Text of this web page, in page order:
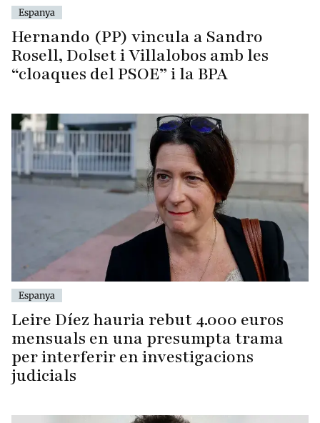
Espanya
Hernando (PP) vincula a Sandro
Rosell, Dolset i Villalobos amb les
“cloaques del PSOE” i la BPA
Espanya
Leire Díez hauria rebut 4.000 euros
mensuals en una presumpta trama
per interferir en investigacions
judicials